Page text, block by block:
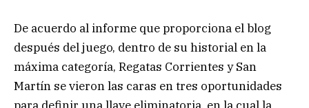
De acuerdo al informe que proporciona el blog
después del juego, dentro de su historial en la
máxima categoría, Regatas Corrientes y San
Martín se vieron las caras en tres oportunidades